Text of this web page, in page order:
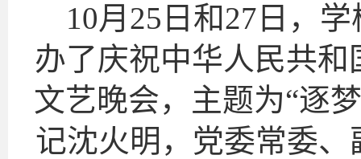
10月25日和27日，
办了庆祝中华人民共和
文艺晚会，主题为“逐
记沈火明，党委常委